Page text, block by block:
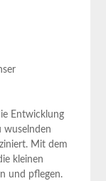
Entwicklung
wuselnden
Mit dem
kleinen
und pflegen.